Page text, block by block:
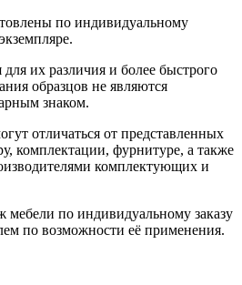
по индивидуальному
их различия и более быстрого
образцов не являются
знаком.
отличаться от представленных
комплектации, фурнитуре, а также
комплектующих и
по индивидуальному заказу
по возможности её применения.